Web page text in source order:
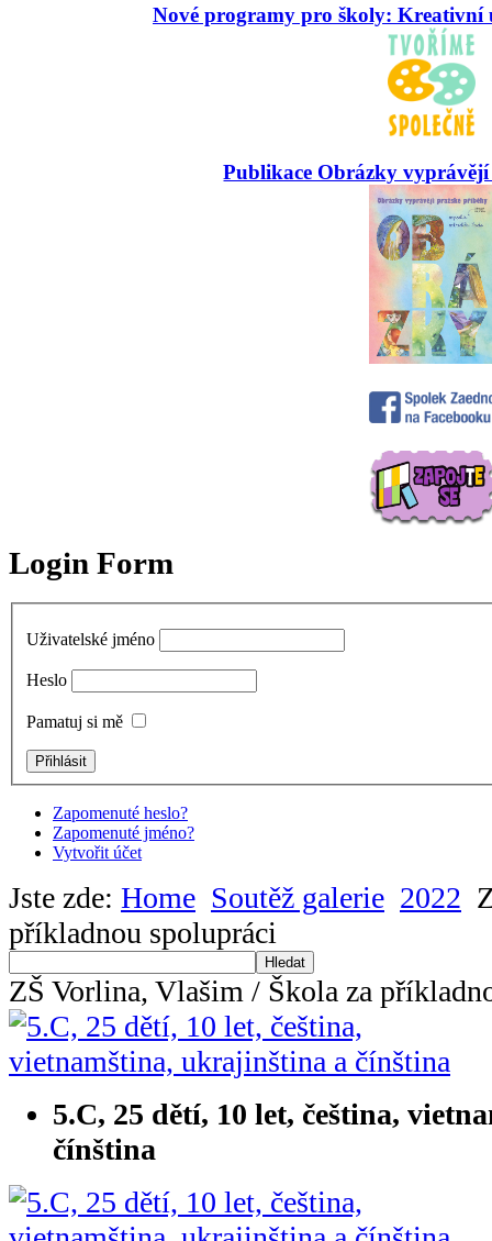
Nové programy pro školy: Kreativní
Publikace Obrázky
Login Form
Uživatelské jméno
Heslo
Pamatuj si mě
Zapomenuté heslo?
Zapomenuté jméno?
Vytvořit účet
Jste zde: Home Soutěž galerie 2022
příkladnou spolupráci
Hledat
ZŠ Vorlina, Vlašim / Škola za
5.C, 25 dětí, 10 let, čeština,
čínština